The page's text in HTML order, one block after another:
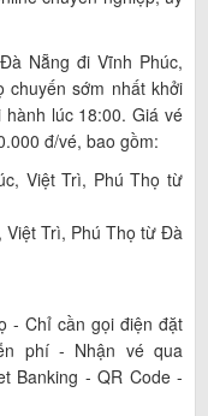
Nẵng đi Vĩnh Phúc,
chuyến sớm nhất khởi
lúc 18:00. Giá vé
đ/vé, bao gồm:
Việt Trì, Phú Thọ từ
Việt Trì, Phú Thọ từ Đà
- Chỉ cần gọi điện đặt
phí - Nhận vé qua
Banking - QR Code -